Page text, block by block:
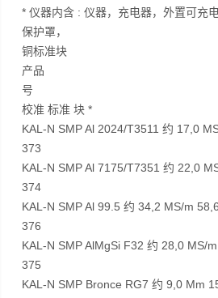
* 仪器内含 : 仪器，充电器，外置可充
保护罩，
铜标准块
产品
号
校准 标准 块 *
KAL-N SMP Al 2024/T3511 约
373
KAL-N SMP Al 7175/T7351 约
374
KAL-N SMP Al 99.5 约 34,2
376
KAL-N SMP AlMgSi F32 约
375
KAL-N SMP Bronce RG7 约 9,0